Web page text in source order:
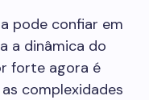
pode confiar em
a dinâmica do
forte agora é
complexidades